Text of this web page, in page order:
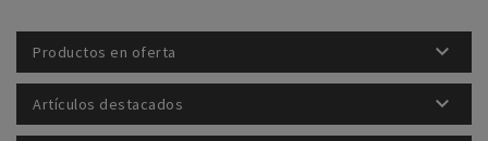
Productos en oferta 
Artículos destacados 